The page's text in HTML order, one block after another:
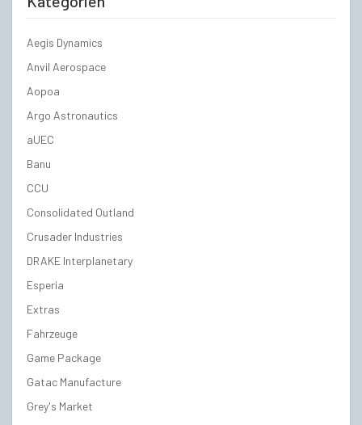
Aegis Dynamics
Anvil Aerospace
Aopoa
Argo Astronautics
aUEC
Banu
CCU
Consolidated Outland
Crusader Industries
DRAKE Interplanetary
Esperia
Extras
Fahrzeuge
Game Package
Gatac Manufacture
Grey's Market